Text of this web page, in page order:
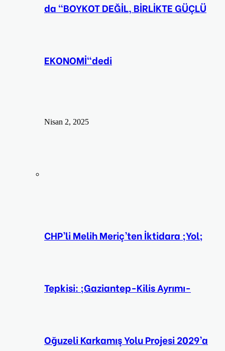
da “BOYKOT DEĞİL, BİRLİKTE GÜÇLÜ
EKONOMİ“dedi
Nisan 2, 2025
CHP’li Melih Meriç’ten İktidara ;Yol;
Tepkisi: ;Gaziantep-Kilis Ayrımı-
Oğuzeli Karkamış Yolu Projesi 2029’a